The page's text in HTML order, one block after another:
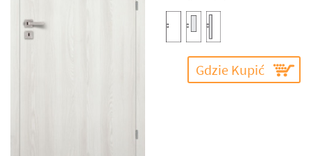
Gdzie Kupić